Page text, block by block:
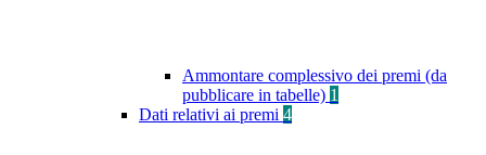
Ammontare complessivo dei premi (da
pubblicare in tabelle) 1
Dati relativi ai premi 4